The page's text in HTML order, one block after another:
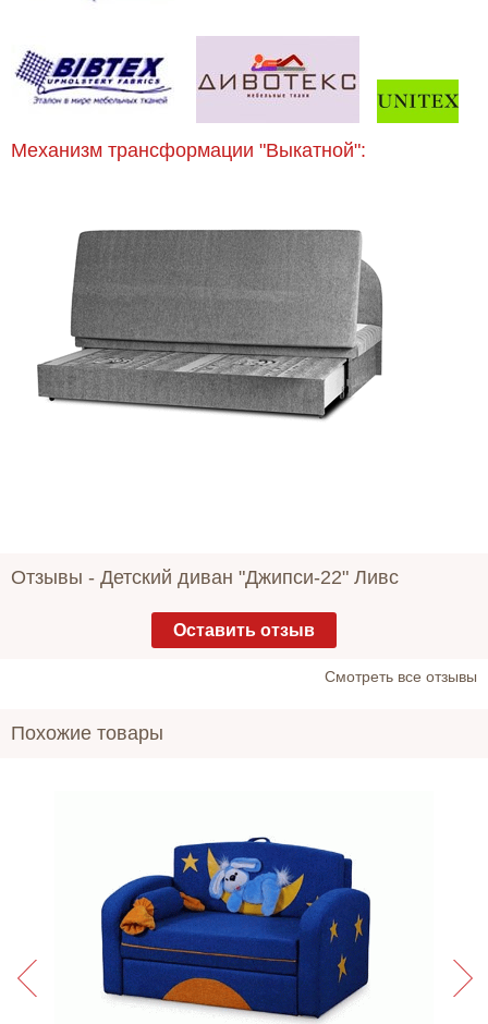
Механизм трансформации "Выкатной":
Отзывы - Детский диван "Джипси-22" Ливс
Оставить отзыв
Cмотреть все отзывы
Похожие товары